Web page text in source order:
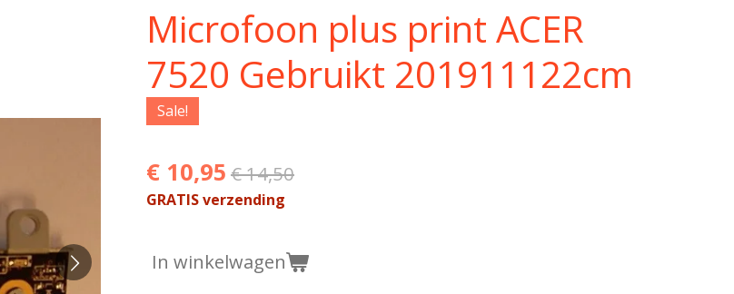
Microfoon plus print ACER
7520 Gebruikt 201911122cm
Sale!
€ 10,95 € 14,50
GRATIS verzending
In winkelwagen